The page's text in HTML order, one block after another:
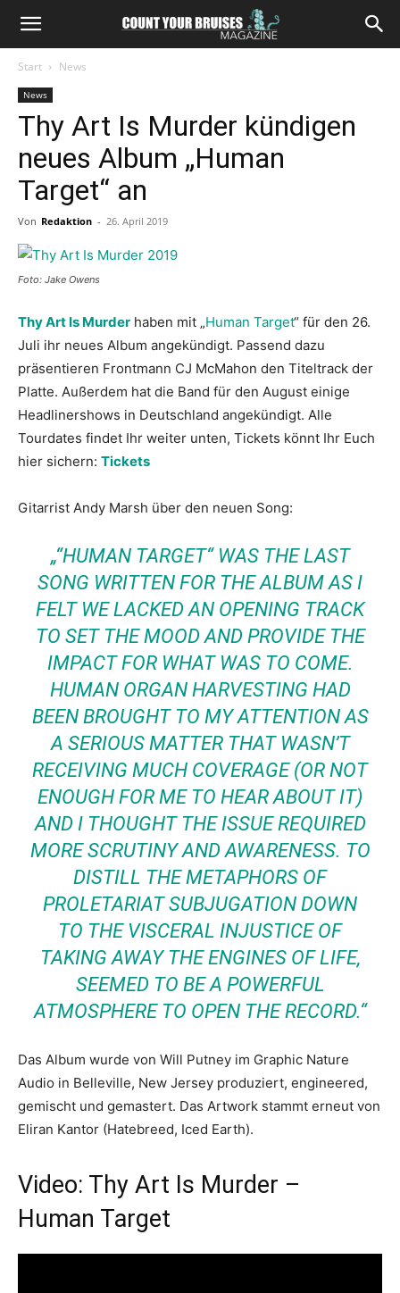
Start News
News
Thy Art Is Murder kündigen
neues Album „Human
Target“ an
Von Redaktion - 26. April 2019
Foto: Jake Owens
Thy Art Is Murder haben mit „Human Target“ für den 26.
Juli ihr neues Album angekündigt. Passend dazu
präsentieren Frontmann CJ McMahon den Titeltrack der
Platte. Außerdem hat die Band für den August einige
Headlinershows in Deutschland angekündigt. Alle
Tourdates findet Ihr weiter unten, Tickets könnt Ihr Euch
hier sichern: Tickets
Gitarrist Andy Marsh über den neuen Song:
„“HUMAN TARGET“ WAS THE LAST
SONG WRITTEN FOR THE ALBUM AS I
FELT WE LACKED AN OPENING TRACK
TO SET THE MOOD AND PROVIDE THE
IMPACT FOR WHAT WAS TO COME.
HUMAN ORGAN HARVESTING HAD
BEEN BROUGHT TO MY ATTENTION AS
A SERIOUS MATTER THAT WASN’T
RECEIVING MUCH COVERAGE (OR NOT
ENOUGH FOR ME TO HEAR ABOUT IT)
AND I THOUGHT THE ISSUE REQUIRED
MORE SCRUTINY AND AWARENESS. TO
DISTILL THE METAPHORS OF
PROLETARIAT SUBJUGATION DOWN
TO THE VISCERAL INJUSTICE OF
TAKING AWAY THE ENGINES OF LIFE,
SEEMED TO BE A POWERFUL
ATMOSPHERE TO OPEN THE RECORD.“
Das Album wurde von Will Putney im Graphic Nature
Audio in Belleville, New Jersey produziert, engineered,
gemischt und gemastert. Das Artwork stammt erneut von
Eliran Kantor (Hatebreed, Iced Earth).
Video: Thy Art Is Murder –
Human Target